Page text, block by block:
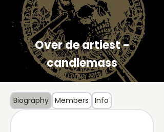
Over de artiest -
candlemass
Biography Members Info